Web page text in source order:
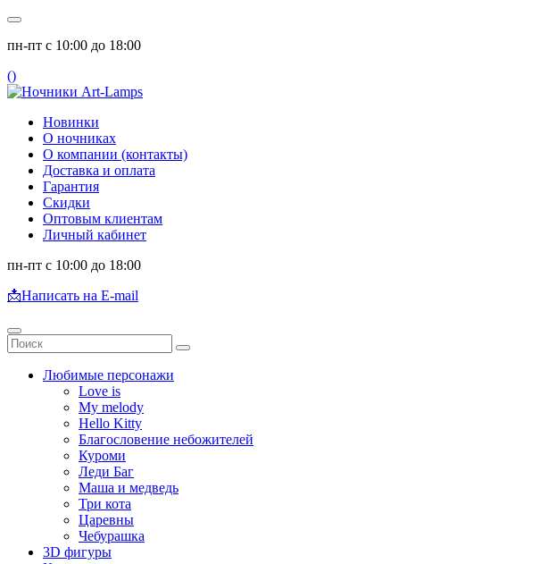
пн-пт с 10:00 до 18:00
()
Новинки
О ночниках
О компании (контакты)
Доставка и оплата
Гарантия
Скидки
Оптовым клиентам
Личный кабинет
пн-пт с 10:00 до 18:00
📩Написать на E-mail
Любимые персонажи
Love is
My melody
Hello Kitty
Благословение небожителей
Куроми
Леди Баг
Маша и медведь
Три кота
Царевны
Чебурашка
3D фигуры